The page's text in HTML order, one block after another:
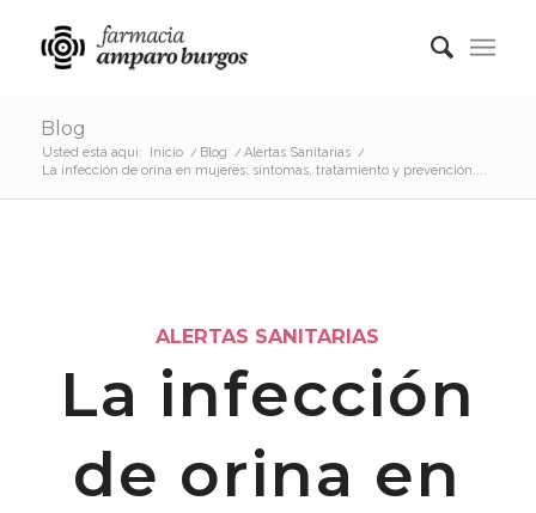
Blog
Usted está aquí: Inicio / Blog / Alertas Sanitarias /
La infección de orina en mujeres: síntomas, tratamiento y prevención....
ALERTAS SANITARIAS
La infección
de orina en